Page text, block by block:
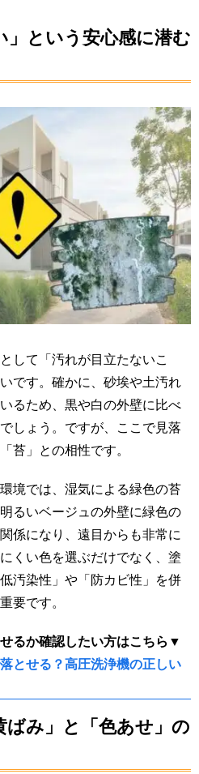
」という安心感に潜む
して「汚れが目立たないこ
です。確かに、砂埃や土汚れ
るため、黒や白の外壁に比べ
しょう。ですが、ここで見落
苔」との相性です。
境では、湿気による緑色の苔
るいベージュの外壁に緑色の
係になり、遠目からも非常に
くい色を選ぶだけでなく、塗
汚染性」や「防カビ性」を併
要です。
るか確認したい方はこちら▼
とせる？高圧洗浄機の正しい
ばみ」と「色あせ」の